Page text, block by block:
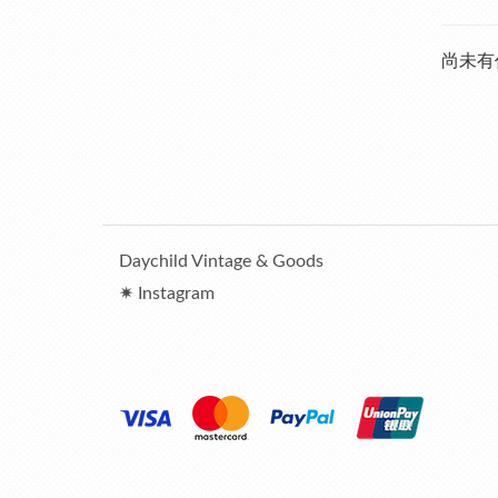
尚未
Daychild Vintage & Goods
✷ Instagram